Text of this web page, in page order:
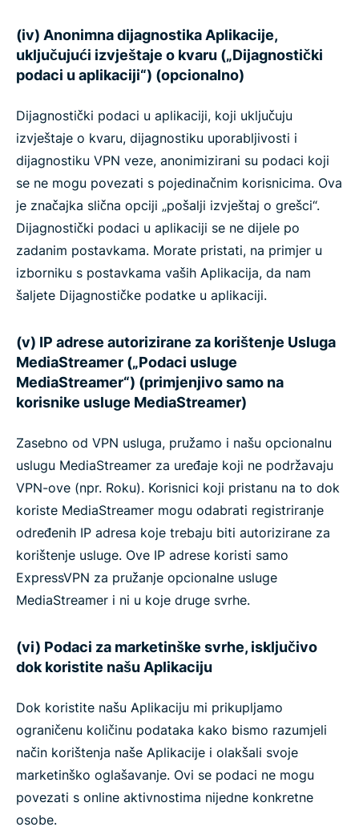
(iv) Anonimna dijagnostika Aplikacije,
uključujući izvještaje o kvaru („Dijagnostički
podaci u aplikaciji“) (opcionalno)
Dijagnostički podaci u aplikaciji, koji uključuju
izvještaje o kvaru, dijagnostiku uporabljivosti i
dijagnostiku VPN veze, anonimizirani su podaci koji
se ne mogu povezati s pojedinačnim korisnicima. Ova
je značajka slična opciji „pošalji izvještaj o grešci“.
Dijagnostički podaci u aplikaciji se ne dijele po
zadanim postavkama. Morate pristati, na primjer u
izborniku s postavkama vaših Aplikacija, da nam
šaljete Dijagnostičke podatke u aplikaciji.
(v) IP adrese autorizirane za korištenje Usluga
MediaStreamer („Podaci usluge
MediaStreamer“) (primjenjivo samo na
korisnike usluge MediaStreamer)
Zasebno od VPN usluga, pružamo i našu opcionalnu
uslugu MediaStreamer za uređaje koji ne podržavaju
VPN-ove (npr. Roku). Korisnici koji pristanu na to dok
koriste MediaStreamer mogu odabrati registriranje
određenih IP adresa koje trebaju biti autorizirane za
korištenje usluge. Ove IP adrese koristi samo
ExpressVPN za pružanje opcionalne usluge
MediaStreamer i ni u koje druge svrhe.
(vi) Podaci za marketinške svrhe, isključivo
dok koristite našu Aplikaciju
Dok koristite našu Aplikaciju mi prikupljamo
ograničenu količinu podataka kako bismo razumjeli
način korištenja naše Aplikacije i olakšali svoje
marketinško oglašavanje. Ovi se podaci ne mogu
povezati s online aktivnostima nijedne konkretne
osobe.